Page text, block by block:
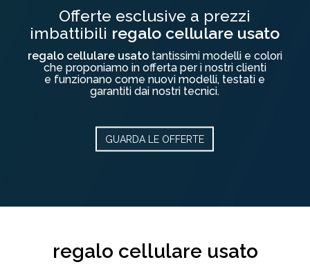
Offerte esclusive a prezzi
imbattibili regalo cellulare usato
regalo cellulare usato tantissimi modelli e colori
che proponiamo in offerta per i nostri clienti
e funzionano come nuovi modelli, testati e
garantiti dai nostri tecnici.
GUARDA LE OFFERTE
regalo cellulare usato